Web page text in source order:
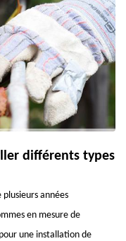
différents types
plusieurs années
en mesure de
une installation de